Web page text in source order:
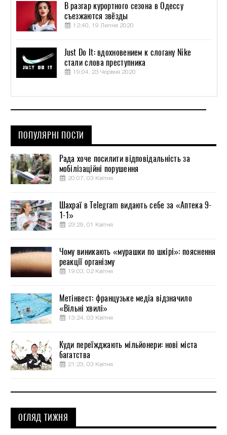
В разгар курортного сезона в Одессу
съезжаются звёзды
12:40, 19 Липня 2020
Just Do It: вдохновением к слогану Nike
стали слова преступника
19:04, 23 Червня 2020
ПОПУЛЯРНІ ПОСТИ
Рада хоче посилити відповідальність за
мобілізаційні порушення
20:07, 03 Квітня
Шахраї в Telegram видають себе за «Аптека 9-
1-1»
23:29, 01 Квітня
Чому виникають «мурашки по шкірі»: пояснення
реакції організму
19:03, 02 Квітня
Метінвест: французьке медіа відзначило
«Вільні хвилі»
13:24, 03 Квітня
Куди переїжджають мільйонери: нові міста
багатства
21:23, 03 Квітня
ОГЛЯД ТИЖНЯ